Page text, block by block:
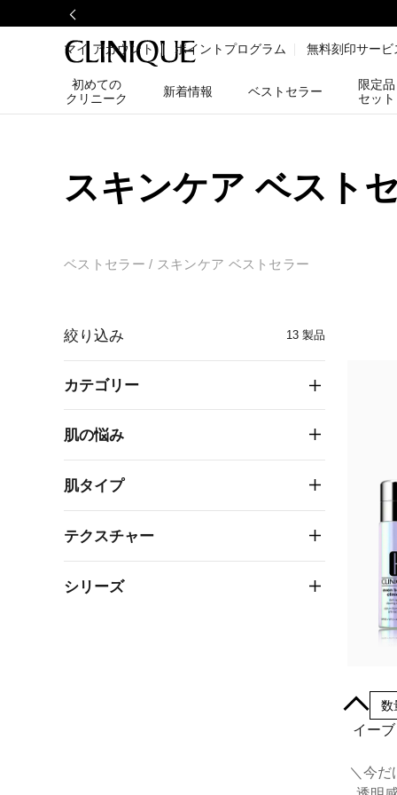
マイ アカウント ポイントプログラム 無料刻印サービ
初めての
クリニーク
新着情報 ベストセラー
限定品
セット
スキンケア ベスト
ベストセラー スキンケア ベストセラー
絞り込み 13 製品
カテゴリー
肌の悩み
肌タイプ
テクスチャー
シリーズ
30mL 数
イー
＼今だ